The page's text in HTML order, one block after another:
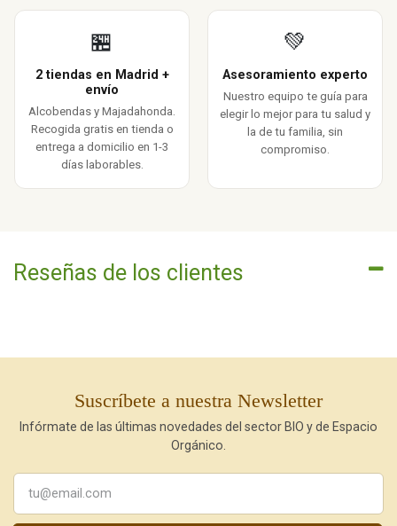
🏪
2 tiendas en Madrid +
envío
Alcobendas y Majadahonda.
Recogida gratis en tienda o
entrega a domicilio en 1-3
días laborables.
💚
Asesoramiento experto
Nuestro equipo te guía para
elegir lo mejor para tu salud y
la de tu familia, sin
compromiso.
Reseñas de los clientes
Suscríbete a nuestra Newsletter
Infórmate de las últimas novedades del sector BIO y de Espacio
Orgánico.